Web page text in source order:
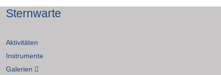
Sternwarte
Aktivitäten
Instrumente
Galerien